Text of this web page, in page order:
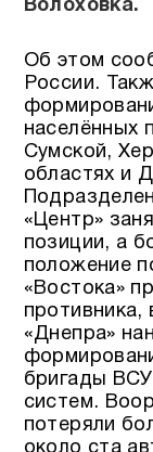
Волоховка.
Об этом
России.
населённых
Сумской,
областях и
«Центр»
позиции, а
положение
«Востока»
противника,
«Днепра»
бригады
систем.
потеряли
около ста